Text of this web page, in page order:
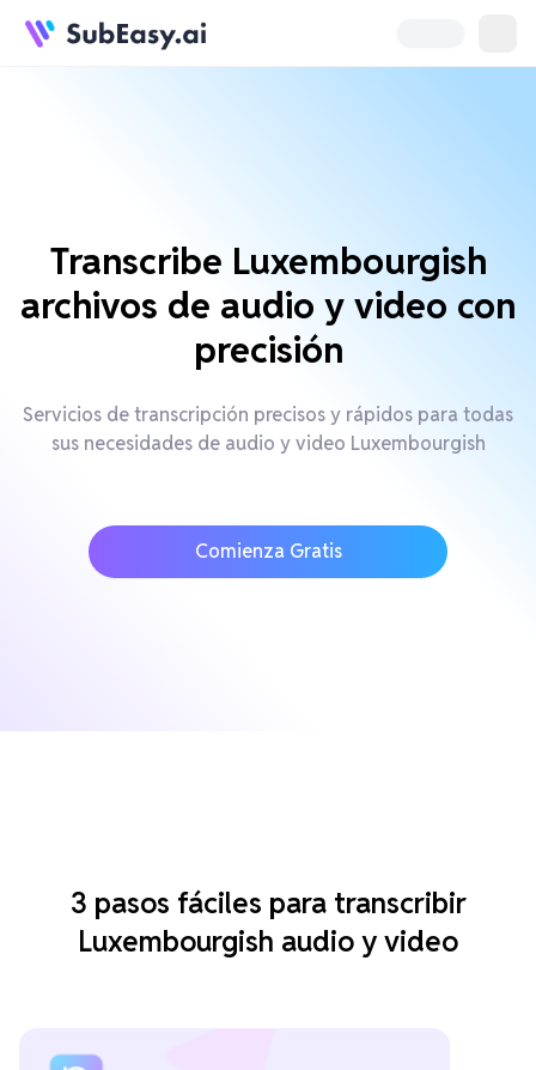
Transcribe Luxembourgish
archivos de audio y video con
precisión
Servicios de transcripción precisos y rápidos para todas
sus necesidades de audio y video Luxembourgish
Comienza Gratis
3 pasos fáciles para transcribir
Luxembourgish audio y video